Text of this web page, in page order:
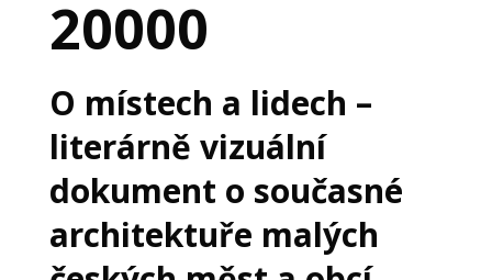
20000
O místech a lidech –
literárně vizuální
dokument o současné
architektuře malých